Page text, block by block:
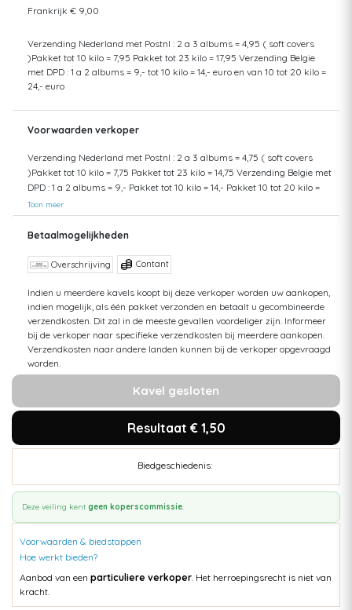
Frankrijk € 9,00
Verzending Nederland met Postnl : 2 a 3 albums = 4,95 ( soft covers
)Pakket tot 10 kilo = 7,95 Pakket tot 23 kilo = 17,95 Verzending Belgie
met DPD : 1 a 2 albums = 9,- tot 10 kilo = 14,- euro en van 10 tot 20 kilo =
24,- euro
Voorwaarden verkoper
Verzending Nederland met Postnl : 2 a 3 albums = 4,75 ( soft covers
)Pakket tot 10 kilo = 7,75 Pakket tot 23 kilo = 14,75 Verzending Belgie met
DPD : 1 a 2 albums = 9,- Pakket tot 10 kilo = 14,- Pakket 10 tot 20 kilo =
24,- Ophalen in Den Haag kan ook
Toon meer
Betaalmogelijkheden
Overschrijving Contant
Indien u meerdere kavels koopt bij deze verkoper worden uw aankopen,
indien mogelijk, als één pakket verzonden en betaalt u gecombineerde
verzendkosten. Dit zal in de meeste gevallen voordeliger zijn. Informeer
bij de verkoper naar specifieke verzendkosten bij meerdere aankopen.
Verzendkosten naar andere landen kunnen bij de verkoper opgevraagd
worden.
Kavel gesloten
Resultaat € 1,50
Biedgeschiedenis:
Deze veiling kent geen koperscommissie.
Voorwaarden & biedstappen
Hoe werkt bieden?
Aanbod van een particuliere verkoper . Het herroepingsrecht is niet van
kracht.